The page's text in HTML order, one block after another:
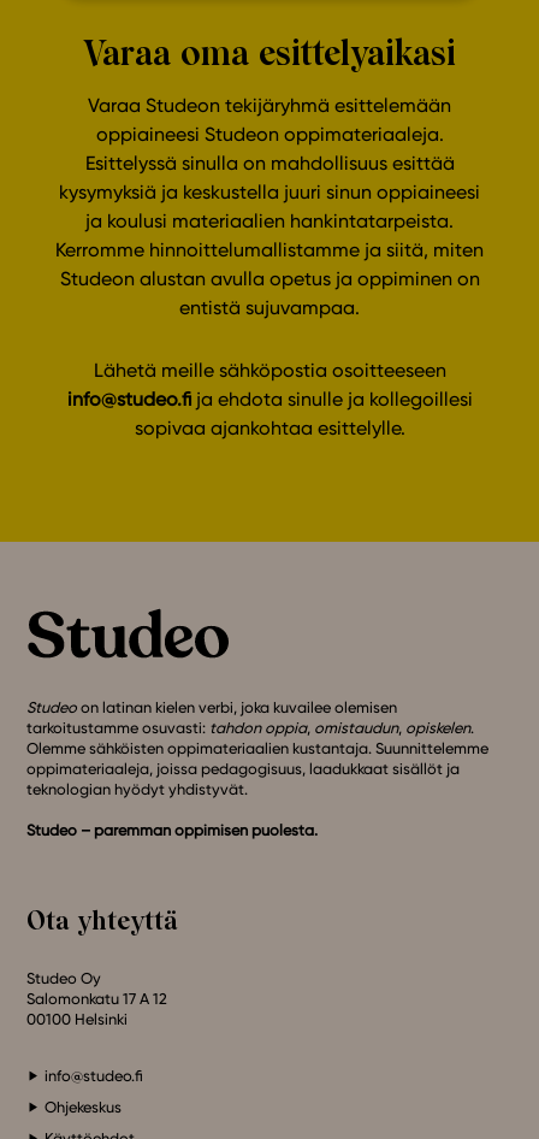
Varaa oma esittelyaikasi
Varaa Studeon tekijäryhmä esittelemään
oppiaineesi Studeon oppimateriaaleja.
Esittelyssä sinulla on mahdollisuus esittää
kysymyksiä ja keskustella juuri sinun oppiaineesi
ja koulusi materiaalien hankintatarpeista.
Kerromme hinnoittelumallistamme ja siitä, miten
Studeon alustan avulla opetus ja oppiminen on
entistä sujuvampaa.
Lähetä meille sähköpostia osoitteeseen
info@studeo.fija ehdota sinulle ja kollegoillesi
sopivaa ajankohtaa esittelylle.
Studeo on latinan kielen verbi, joka kuvailee olemisen
tarkoitustamme osuvasti: tahdon oppia, omistaudun, opiskelen.
Olemme sähköisten oppimateriaalien kustantaja. Suunnittelemme
oppimateriaaleja, joissa pedagogisuus, laadukkaat sisällöt ja
teknologian hyödyt yhdistyvät.
Studeo – paremman oppimisen puolesta.
Ota yhteyttä
Studeo Oy
Salomonkatu 17 A 12
00100 Helsinki
info@studeo.fi
Ohjekeskus